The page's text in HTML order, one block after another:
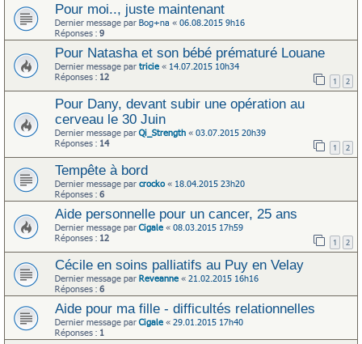
Pour moi.., juste maintenant
Dernier message par Bog+na « 06.08.2015 9h16
Réponses : 9
Pour Natasha et son bébé prématuré Louane
Dernier message par tricie « 14.07.2015 10h34
Réponses : 12 1 2
Pour Dany, devant subir une opération au
cerveau le 30 Juin
Dernier message parQi_Strength « 03.07.2015 20h39
Réponses : 14 1 2
Tempête à bord
Dernier message par crocko« 18.04.2015 23h20
Réponses : 6
Aide personnelle pour un cancer, 25 ans
Dernier message parCigale « 08.03.2015 17h59
Réponses : 12 1 2
Cécile en soins palliatifs au Puy en Velay
Dernier message par Reveanne « 21.02.2015 16h16
Réponses : 6
Aide pour ma fille - difficultés relationnelles
Dernier message parCigale « 29.01.2015 17h40
Réponses : 1